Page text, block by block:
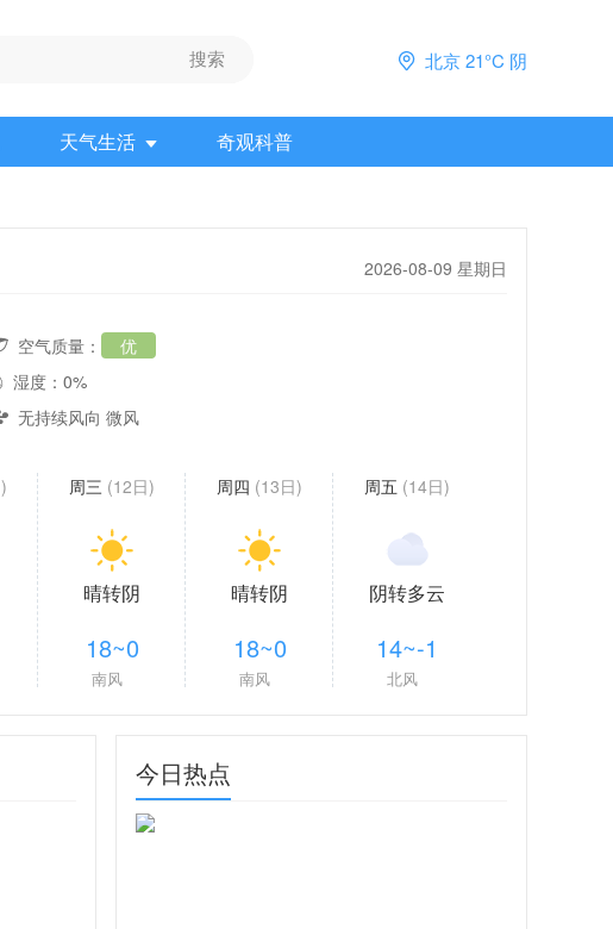
北京 21°C 阴
天气生活 奇观科普
2026-08-09 星期日
空气质量：
优
湿度：0%
无持续风向 微风
周三 (12日) 周四 (13日) 周五 (14日)
晴转阴 晴转阴 阴转多云
18~0 18~0 14~-1
南风 南风 北风
今日热点